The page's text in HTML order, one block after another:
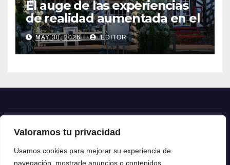
Valoramos tu privacidad
Usamos cookies para mejorar su experiencia de
navegación, mostrarle anuncios o contenidos
El auge de las experiencias
de realidad aumentada en el
turismo
MAY 30, 2026 EDITOR
Crónica24